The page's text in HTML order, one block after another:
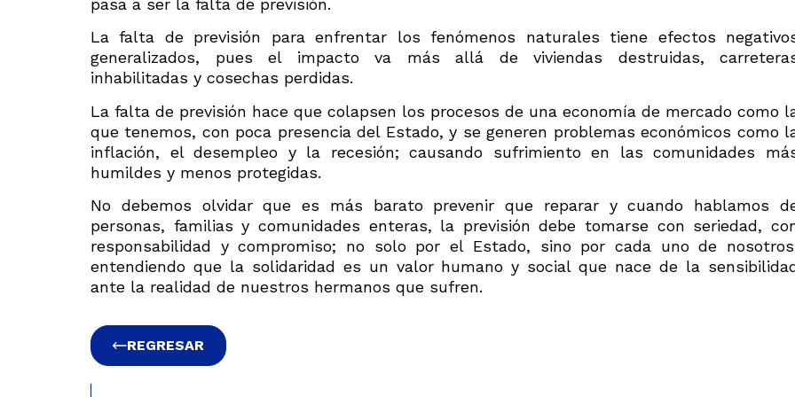
pasa a ser la falta de previsión.
La falta de previsión para enfrentar los fenómenos naturales tiene efectos
generalizados, pues el impacto va más allá de viviendas destruidas,
inhabilitadas y cosechas perdidas.
La falta de previsión hace que colapsen los procesos de una economía de mercado como
que tenemos, con poca presencia del Estado, y se generen problemas económicos como
inflación, el desempleo y la recesión; causando sufrimiento en las comunidades
humildes y menos protegidas.
No debemos olvidar que es más barato prevenir que reparar y cuando hablamos
personas, familias y comunidades enteras, la previsión debe tomarse con seriedad,
responsabilidad y compromiso; no solo por el Estado, sino por cada uno de
entendiendo que la solidaridad es un valor humano y social que nace de la
ante la realidad de nuestros hermanos que sufren.
REGRESAR